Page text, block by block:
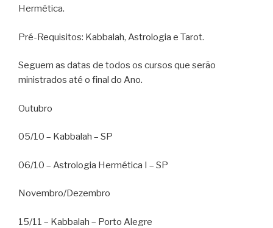
Hermética.
Pré-Requisitos: Kabbalah, Astrologia e Tarot.
Seguem as datas de todos os cursos que serão
ministrados até o final do Ano.
Outubro
05/10 – Kabbalah – SP
06/10 – Astrologia Hermética I – SP
Novembro/Dezembro
15/11 – Kabbalah – Porto Alegre